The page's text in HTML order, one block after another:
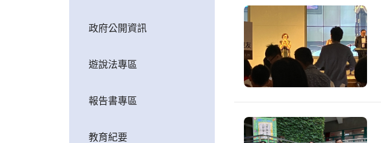
政府公開資訊
遊說法專區
報告書專區
教育紀要